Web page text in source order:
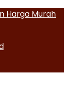
Harga Murah